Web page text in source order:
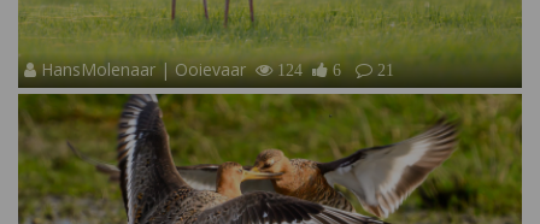
HansMolenaar | Ooievaar 124 6 21